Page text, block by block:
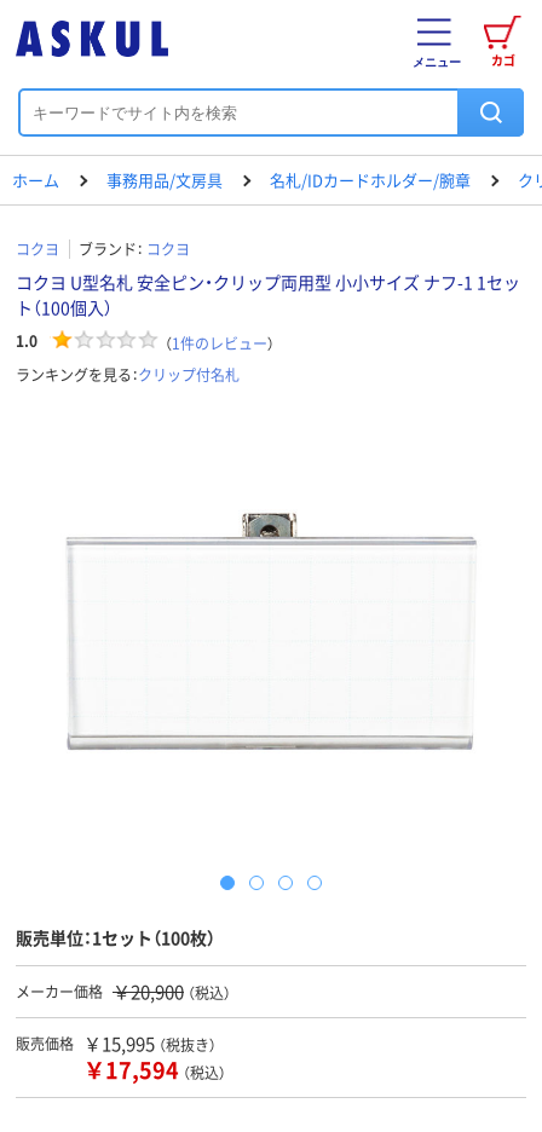
カゴ
メニュー
ホーム 事務用品/文房具 名札/IDカードホルダー/腕章 ク
コクヨ ブランド： コクヨ
コクヨ U型名札 安全ピン・クリップ両用型 小小サイズ ナフ-1 1セッ
ト（100個入）
1.0 （1件のレビュー）
ランキングを見る：クリップ付名札
販売単位：1セット（100枚）
メーカー価格 ￥20,900 （税込）
販売価格 ￥15,995 （税抜き）
￥17,594 （税込）